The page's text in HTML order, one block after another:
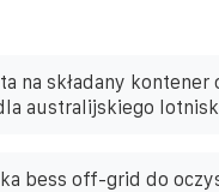
na składany kontener
australijskiego
bess off-grid do